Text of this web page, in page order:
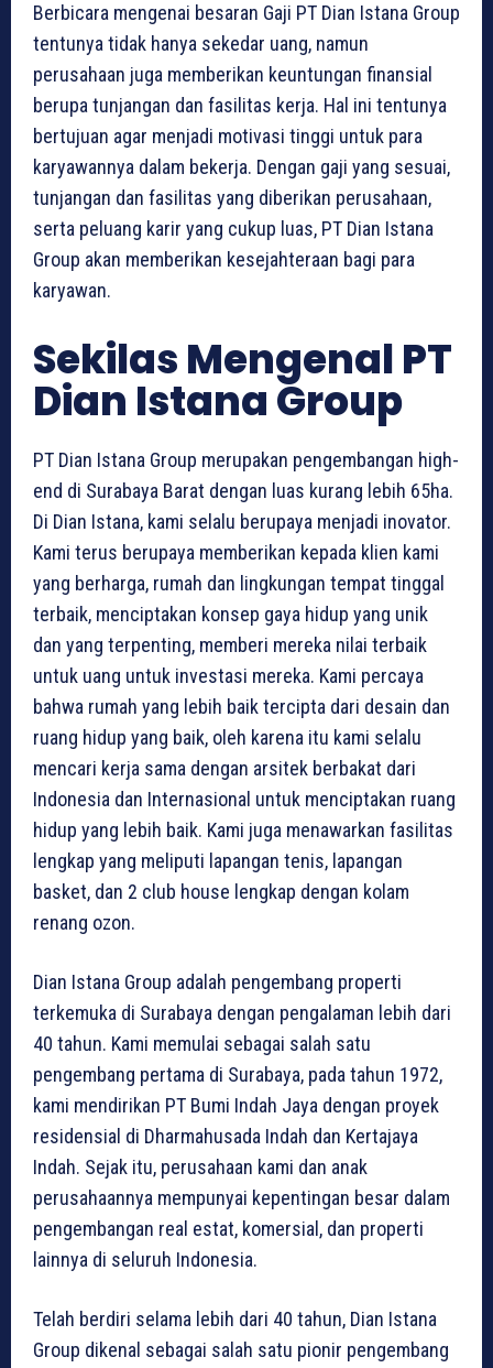
Berbicara mengenai besaran Gaji PT Dian Istana Group
tentunya tidak hanya sekedar uang, namun
perusahaan juga memberikan keuntungan finansial
berupa tunjangan dan fasilitas kerja. Hal ini tentunya
bertujuan agar menjadi motivasi tinggi untuk para
karyawannya dalam bekerja. Dengan gaji yang sesuai,
tunjangan dan fasilitas yang diberikan perusahaan,
serta peluang karir yang cukup luas, PT Dian Istana
Group akan memberikan kesejahteraan bagi para
karyawan.
Sekilas Mengenal PT
Dian Istana Group
PT Dian Istana Group merupakan pengembangan high-
end di Surabaya Barat dengan luas kurang lebih 65ha.
Di Dian Istana, kami selalu berupaya menjadi inovator.
Kami terus berupaya memberikan kepada klien kami
yang berharga, rumah dan lingkungan tempat tinggal
terbaik, menciptakan konsep gaya hidup yang unik
dan yang terpenting, memberi mereka nilai terbaik
untuk uang untuk investasi mereka. Kami percaya
bahwa rumah yang lebih baik tercipta dari desain dan
ruang hidup yang baik, oleh karena itu kami selalu
mencari kerja sama dengan arsitek berbakat dari
Indonesia dan Internasional untuk menciptakan ruang
hidup yang lebih baik. Kami juga menawarkan fasilitas
lengkap yang meliputi lapangan tenis, lapangan
basket, dan 2 club house lengkap dengan kolam
renang ozon.
Dian Istana Group adalah pengembang properti
terkemuka di Surabaya dengan pengalaman lebih dari
40 tahun. Kami memulai sebagai salah satu
pengembang pertama di Surabaya, pada tahun 1972,
kami mendirikan PT Bumi Indah Jaya dengan proyek
residensial di Dharmahusada Indah dan Kertajaya
Indah. Sejak itu, perusahaan kami dan anak
perusahaannya mempunyai kepentingan besar dalam
pengembangan real estat, komersial, dan properti
lainnya di seluruh Indonesia.
Telah berdiri selama lebih dari 40 tahun, Dian Istana
Group dikenal sebagai salah satu pionir pengembang